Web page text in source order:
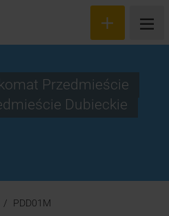
przesyłki
Blog
Przedmieście
Dubieckie
PDD01M